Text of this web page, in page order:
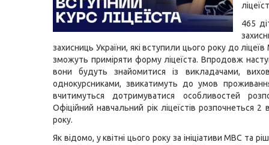
465
захисниць України, які вступили цього року до
зможуть приміряти форму ліцеїста. Впродовж
вони будуть знайомитися із викладачами,
однокурсниками, звикатимуть до умов
вчитимуться дотримуватися особливостей
Офіційний навчальний рік ліцеїстів розпочнеться 2
року.
Як відомо, у квітні цього року за ініціативи МВС та